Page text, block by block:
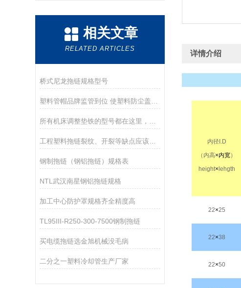
相关文章
RELATED ARTICLES
桥式尼龙拖链规格型号
工程塑料拖链裂纹、开裂等缺点应该如何有效进行把控？
钢制拖链（钢铝拖链）规格表
NTL武汉南星钢铝拖链规格
加工中心防护罩规格齐全精度高
TL95III-R250-300-7500钢制拖链
买电缆拖链选金旭机械没毛病
二分之一塑料冷却管生产厂家
详情介绍
内径I.D
（内高×内宽）
height× lehgth
22×25
22×38
22×50